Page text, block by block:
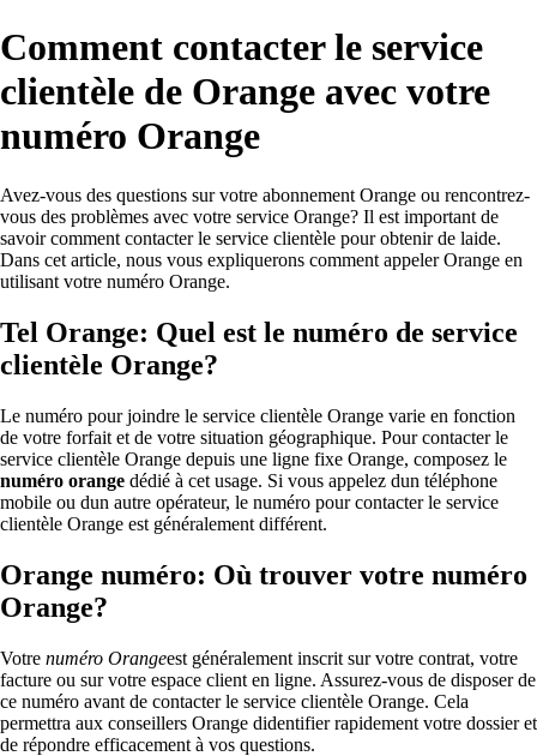
Comment contacter le service
clientèle de Orange avec votre
numéro Orange
Avez-vous des questions sur votre abonnement Orange ou rencontrez-
vous des problèmes avec votre service Orange? Il est important de
savoir comment contacter le service clientèle pour obtenir de laide.
Dans cet article, nous vous expliquerons comment appeler Orange en
utilisant votre numéro Orange.
Tel Orange: Quel est le numéro de service
clientèle Orange?
Le numéro pour joindre le service clientèle Orange varie en fonction
de votre forfait et de votre situation géographique. Pour contacter le
service clientèle Orange depuis une ligne fixe Orange, composez le
numéro orange dédié à cet usage. Si vous appelez dun téléphone
mobile ou dun autre opérateur, le numéro pour contacter le service
clientèle Orange est généralement différent.
Orange numéro: Où trouver votre numéro
Orange?
Votre numéro Orangeest généralement inscrit sur votre contrat, votre
facture ou sur votre espace client en ligne. Assurez-vous de disposer de
ce numéro avant de contacter le service clientèle Orange. Cela
permettra aux conseillers Orange didentifier rapidement votre dossier et
de répondre efficacement à vos questions.